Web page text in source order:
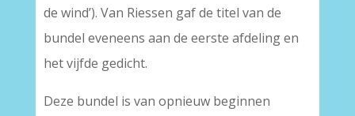
de wind’). Van Riessen gaf de titel van de
bundel eveneens aan de eerste afdeling en
het vijfde gedicht.
Deze bundel is van opnieuw beginnen